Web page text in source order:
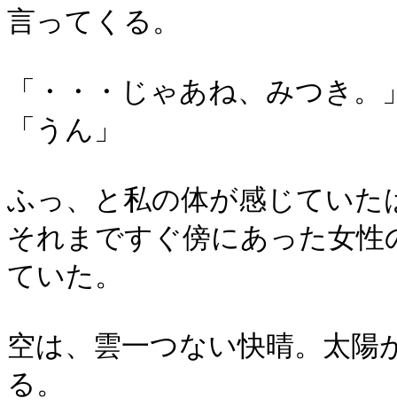
言ってくる。
「・・・じゃあね、みつき。
「うん」
ふっ、と私の体が感じてい
それまですぐ傍にあった女
ていた。
空は、雲一つない快晴。太
る。